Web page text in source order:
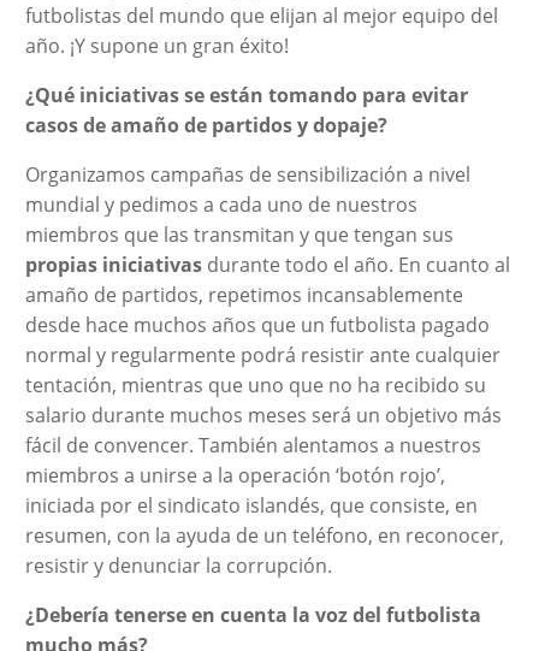
futbolistas del mundo que elijan al mejor equipo del
año. ¡Y supone un gran éxito!
¿Qué iniciativas se están tomando para evitar
casos de amaño de partidos y dopaje?
Organizamos campañas de sensibilización a nivel
mundial y pedimos a cada uno de nuestros
miembros que las transmitan y que tengan sus
propias iniciativasdurante todo el año. En cuanto al
amaño de partidos, repetimos incansablemente
desde hace muchos años que un futbolista pagado
normal y regularmente podrá resistir ante cualquier
tentación, mientras que uno que no ha recibido su
salario durante muchos meses será un objetivo más
fácil de convencer. También alentamos a nuestros
miembros a unirse a la operación ‘botón rojo’,
iniciada por el sindicato islandés, que consiste, en
resumen, con la ayuda de un teléfono, en reconocer,
resistir y denunciar la corrupción.
¿Debería tenerse en cuenta la voz del futbolista
mucho más?